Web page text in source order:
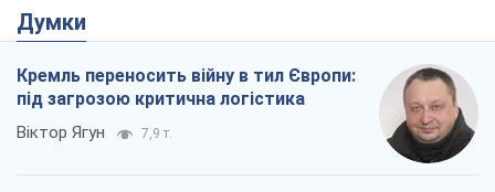
Думки
Кремль переносить війну в тил Європи:
під загрозою критична логістика
Віктор Ягун 7,9 т.